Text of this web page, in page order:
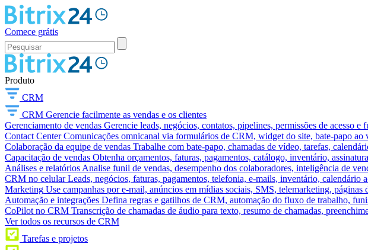
Comece grátis
Produto
CRM
CRM Gerencie facilmente as vendas e os clientes
Gerenciamento de vendas Gerencie leads, negócios, contatos, pipelines, permissões de acesso e
Contact Center Comunicações omnicanal via formulários de CRM, widget do site, bate-papo
Colaboração da equipe de vendas Trabalhe com bate-papo, chamadas de vídeo, tarefas,
Capacitação de vendas Obtenha orçamentos, faturas, pagamentos, catálogo, inventário,
Análises e relatórios Analise funil de vendas, desempenho dos colaboradores, inteligência de
CRM no celular Leads, negócios, faturas, pagamentos, telefonia, e-mails, inventário, calendário
Marketing Use campanhas por e-mail, anúncios em mídias sociais, SMS, telemarketing, páginas
Automação e integrações Defina regras e gatilhos de CRM, automação do fluxo de trabalho,
CoPilot no CRM Transcrição de chamadas de áudio para texto, resumo de chamadas,
Ver todos os recursos de CRM
Tarefas e projetos